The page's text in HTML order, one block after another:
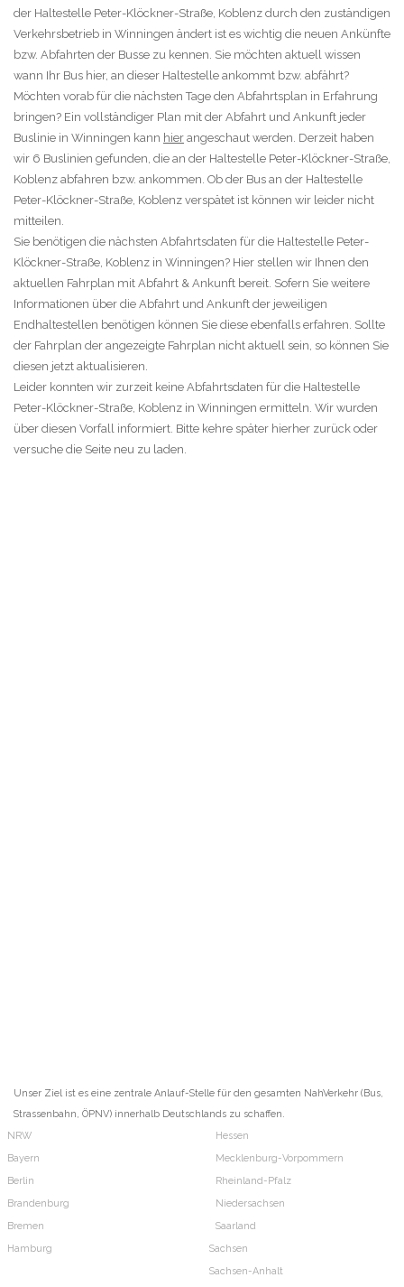
der Haltestelle Peter-Klöckner-Straße, Koblenz durch den zuständigen
Verkehrsbetrieb in Winningen ändert ist es wichtig die neuen Ankünfte
bzw. Abfahrten der Busse zu kennen. Sie möchten aktuell wissen
wann Ihr Bus hier, an dieser Haltestelle ankommt bzw. abfährt?
Möchten vorab für die nächsten Tage den Abfahrtsplan in Erfahrung
bringen? Ein vollständiger Plan mit der Abfahrt und Ankunft jeder
Buslinie in Winningen kann hier angeschaut werden. Derzeit haben
wir 6 Buslinien gefunden, die an der Haltestelle Peter-Klöckner-Straße,
Koblenz abfahren bzw. ankommen. Ob der Bus an der Haltestelle
Peter-Klöckner-Straße, Koblenz verspätet ist können wir leider nicht
mitteilen.
Sie benötigen die nächsten Abfahrtsdaten für die Haltestelle Peter-
Klöckner-Straße, Koblenz in Winningen? Hier stellen wir Ihnen den
aktuellen Fahrplan mit Abfahrt & Ankunft bereit. Sofern Sie weitere
Informationen über die Abfahrt und Ankunft der jeweiligen
Endhaltestellen benötigen können Sie diese ebenfalls erfahren. Sollte
der Fahrplan der angezeigte Fahrplan nicht aktuell sein, so können Sie
diesen jetzt aktualisieren.
Leider konnten wir zurzeit keine Abfahrtsdaten für die Haltestelle
Peter-Klöckner-Straße, Koblenz in Winningen ermitteln. Wir wurden
über diesen Vorfall informiert. Bitte kehre später hierher zurück oder
versuche die Seite neu zu laden.
Unser Ziel ist es eine zentrale Anlauf-Stelle für den gesamten NahVerkehr (Bus,
Strassenbahn, ÖPNV) innerhalb Deutschlands zu schaffen.
NRW
Bayern
Berlin
Brandenburg
Bremen
Hamburg
Hessen
Mecklenburg-Vorpommern
Rheinland-Pfalz
Niedersachsen
Saarland
Sachsen
Sachsen-Anhalt